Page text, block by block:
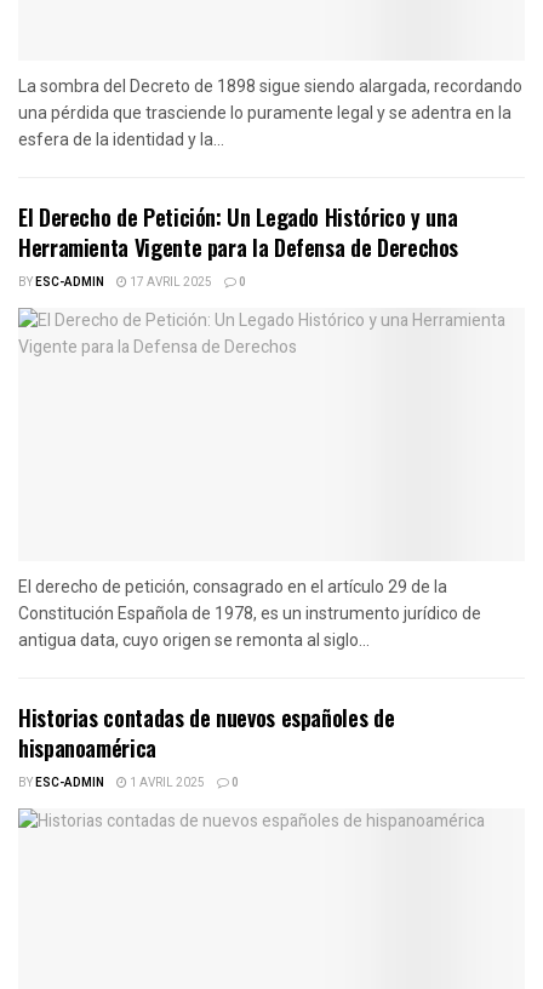
La sombra del Decreto de 1898 sigue siendo alargada, recordando
una pérdida que trasciende lo puramente legal y se adentra en la
esfera de la identidad y la...
El Derecho de Petición: Un Legado Histórico y una
Herramienta Vigente para la Defensa de Derechos
BYESC-ADMIN 17 AVRIL 2025 0
El derecho de petición, consagrado en el artículo 29 de la
Constitución Española de 1978, es un instrumento jurídico de
antigua data, cuyo origen se remonta al siglo...
Historias contadas de nuevos españoles de
hispanoamérica
BYESC-ADMIN 1 AVRIL 2025 0